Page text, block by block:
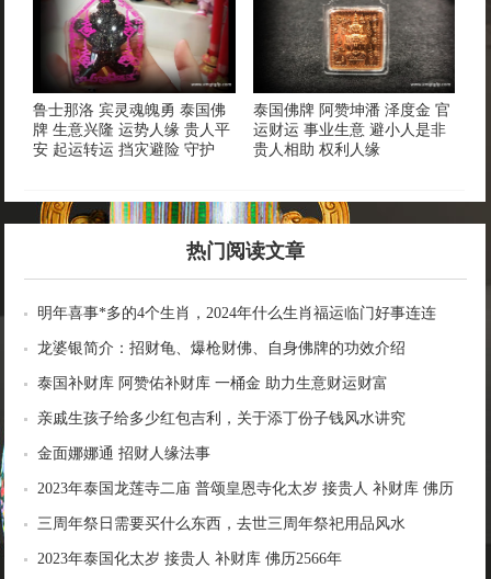
鲁士那洛 宾灵魂魄勇 泰国佛
牌 生意兴隆 运势人缘 贵人平
安 起运转运 挡灾避险 守护
泰国佛牌 阿赞坤潘 泽度金 官
运财运 事业生意 避小人是非
贵人相助 权利人缘
热门阅读文章
明年喜事*多的4个生肖，2024年什么生肖福运临门好事连连
龙婆银简介：招财龟、爆枪财佛、自身佛牌的功效介绍
泰国补财库 阿赞佑补财库 一桶金 助力生意财运财富
亲戚生孩子给多少红包吉利，关于添丁份子钱风水讲究
金面娜娜通 招财人缘法事
2023年泰国龙莲寺二庙 普颂皇恩寺化太岁 接贵人 补财库 佛历
2566年
三周年祭日需要买什么东西，去世三周年祭祀用品风水
2023年泰国化太岁 接贵人 补财库 佛历2566年